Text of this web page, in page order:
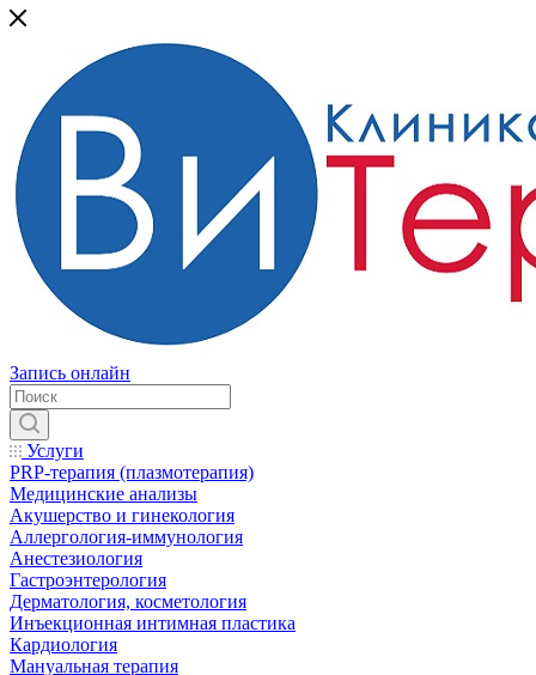
Запись онлайн
Услуги
PRP-терапия (плазмотерапия)
Медицинские анализы
Акушерство и гинекология
Аллергология-иммунология
Анестезиология
Гастроэнтерология
Дерматология, косметология
Инъекционная интимная пластика
Кардиология
Мануальная терапия